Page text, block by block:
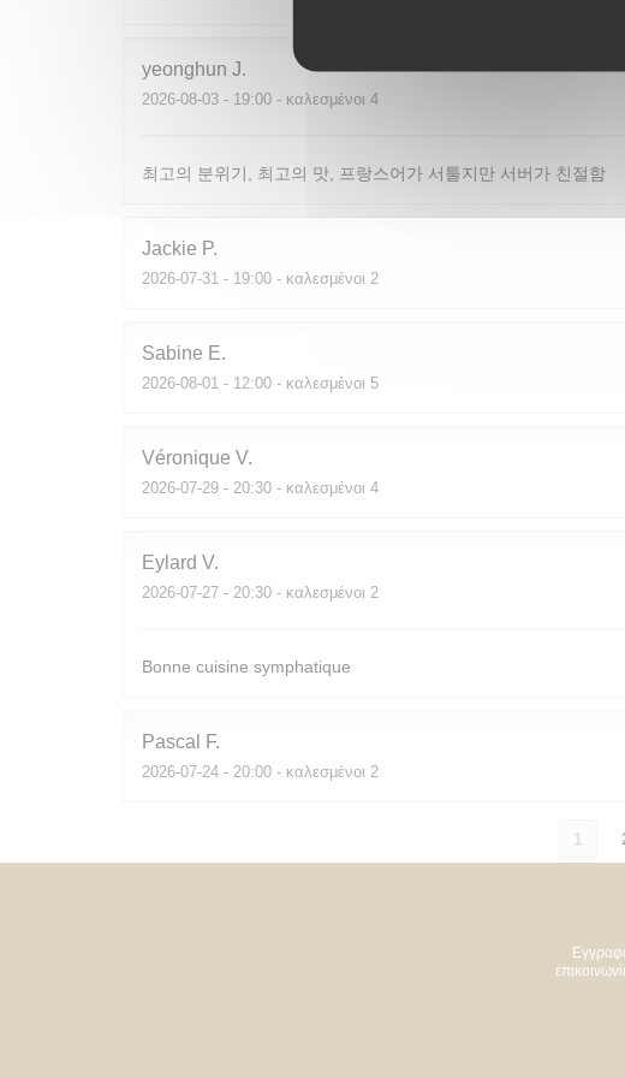
yeonghun J
2026-08-03 - 19:00 - καλεσμένοι 4
최고의 분위기, 최고의 맛, 프랑스어가 서툴지만 서버가 친절함
Jackie P
2026-07-31 - 19:00 - καλεσμένοι 2
Sabine E
2026-08-01 - 12:00 - καλεσμένοι 5
Véronique V
2026-07-29 - 20:30 - καλεσμένοι 4
Eylard V
2026-07-27 - 20:30 - καλεσμένοι 2
Bonne cuisine symphatique
Pascal F
2026-07-24 - 20:00 - καλεσμένοι 2
1